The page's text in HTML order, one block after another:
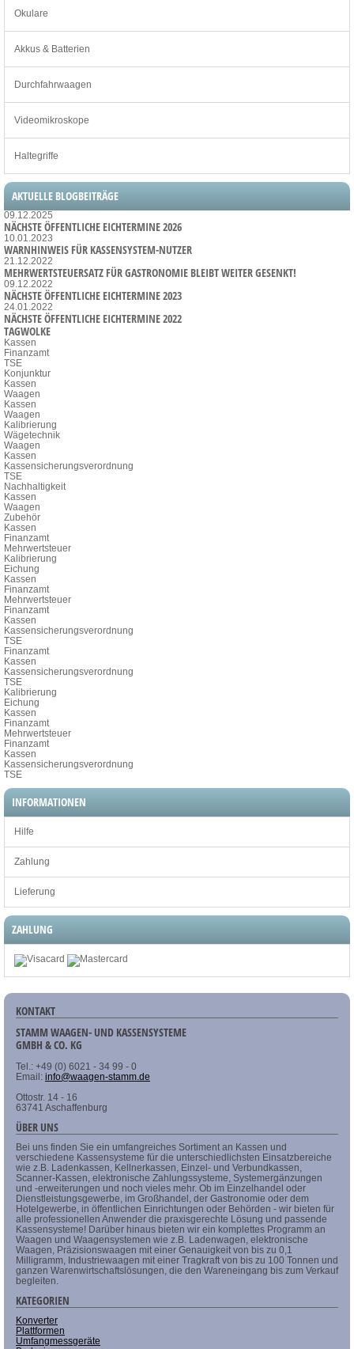
Okulare
Akkus & Batterien
Durchfahrwaagen
Videomikroskope
Haltegriffe
AKTUELLE BLOGBEITRÄGE
09.12.2025
NÄCHSTE ÖFFENTLICHE EICHTERMINE 2026
10.01.2023
WARNHINWEIS FÜR KASSENSYSTEM-NUTZER
21.12.2022
MEHRWERTSTEUERSATZ FÜR GASTRONOMIE BLEIBT WEITER GESENKT!
09.12.2022
NÄCHSTE ÖFFENTLICHE EICHTERMINE 2023
24.01.2022
NÄCHSTE ÖFFENTLICHE EICHTERMINE 2022
TAGWOLKE
Kassen
Finanzamt
TSE
Konjunktur
Kassen
Waagen
Kassen
Waagen
Kalibrierung
Wägetechnik
Waagen
Kassen
Kassensicherungsverordnung
TSE
Nachhaltigkeit
Kassen
Waagen
Zubehör
Kassen
Finanzamt
Mehrwertsteuer
Kalibrierung
Eichung
Kassen
Finanzamt
Mehrwertsteuer
Finanzamt
Kassen
Kassensicherungsverordnung
TSE
Finanzamt
Kassen
Kassensicherungsverordnung
TSE
Kalibrierung
Eichung
Kassen
Finanzamt
Mehrwertsteuer
Finanzamt
Kassen
Kassensicherungsverordnung
TSE
INFORMATIONEN
Hilfe
Zahlung
Lieferung
ZAHLUNG
KONTAKT
STAMM WAAGEN- UND KASSENSYSTEME
GMBH & CO. KG
Tel.: +49 (0) 6021 - 34 99 - 0
Email: info@waagen-stamm.de
Ottostr. 14 - 16
63741 Aschaffenburg
ÜBER UNS
Bei uns finden Sie ein umfangreiches Sortiment an Kassen und
verschiedene Kassensysteme für die unterschiedlichsten Einsatzbereiche
wie z.B. Ladenkassen, Kellnerkassen, Einzel- und Verbundkassen,
Scanner-Kassen, elektronische Zahlungssysteme, Systemergänzungen
und -erweiterungen und noch vieles mehr. Ob im Einzelhandel oder
Dienstleistungsgewerbe, im Großhandel, der Gastronomie oder dem
Hotelgewerbe, in öffentlichen Einrichtungen oder Behörden - wir bieten für
alle professionellen Anwender die praxisgerechte Lösung und passende
Kassensysteme! Darüber hinaus bieten wir ein komplettes Programm an
Waagen und Waagensystemen wie z.B. Ladenwagen, elektronische
Waagen, Präzisionswaagen mit einer Genauigkeit von bis zu 0,1
Milligramm, Industriewaagen mit einer Tragkraft von bis zu 100 Tonnen und
ganzen Warenwirtschaftslösungen, die den Wareneingang bis zum Verkauf
begleiten.
KATEGORIEN
Konverter
Plattformen
Umfangmessgeräte